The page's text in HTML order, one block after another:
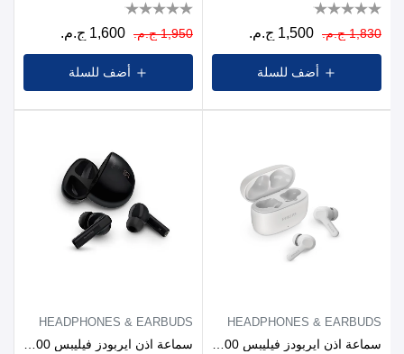
1,830 ج.م. 1,500 ج.م.
أضف للسلة
1,950 ج.م. 1,600 ج.م.
أضف للسلة
HEADPHONES & EARBUDS
HEADPHONES & EARBUDS